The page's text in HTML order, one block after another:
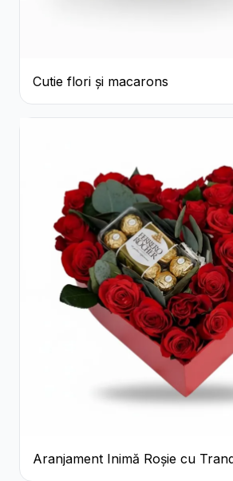
Cutie flori și macarons
Aranjament Inimă Roșie cu
și Ferrero Rocher Premium